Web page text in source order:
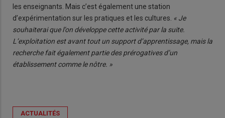
les enseignants. Mais c’est également une station
d’expérimentation sur les pratiques et les cultures. « Je
souhaiterai que l’on développe cette activité par la suite.
L’exploitation est avant tout un support d’apprentissage, mais la
recherche fait également partie des prérogatives d’un
établissement comme le nôtre. »
ACTUALITÉS